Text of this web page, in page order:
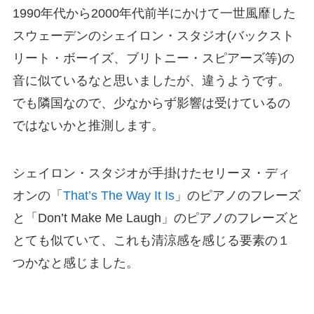
1990年代から2000年代前半にかけて一世風靡した
スウェーデンのシェイロン・スタジオ(バックスト
リート・ボーイズ、ブリトニー・スピアーズ等)の
音に似ているなと思いましたが、違うようです。
でも隣国なので、少なからず影響は受けているの
ではないかと推測します。
シェイロン・スタジオが手掛けたセリーヌ・ディ
オンの「 That’s The Way It Is」のピアノのフレーズ
と「Don’t Make Me Laugh」のピアノのフレーズと
とても似ていて、これも清涼感を感じる要素の１
つかなと感じました。